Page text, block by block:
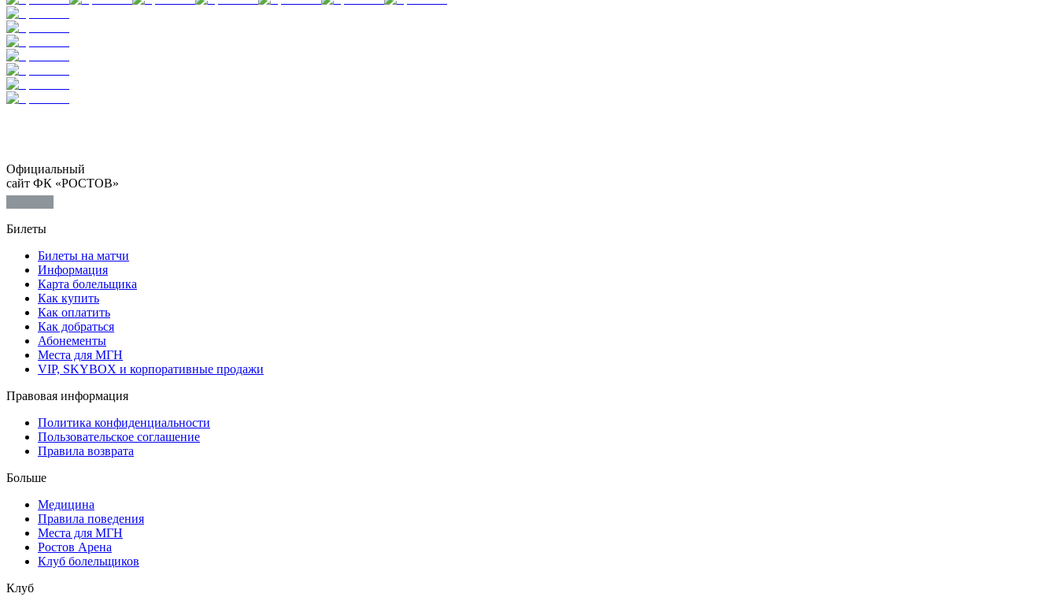
Официальный
сайт ФК «РОСТОВ»
Билеты
Билеты на матчи
Информация
Карта болельщика
Как купить
Как оплатить
Как добраться
Абонементы
Места для МГН
VIP, SKYBOX и корпоративные продажи
Правовая информация
Политика конфиденциальности
Пользовательское соглашение
Правила возврата
Больше
Медицина
Правила поведения
Места для МГН
Ростов Арена
Клуб болельщиков
Клуб